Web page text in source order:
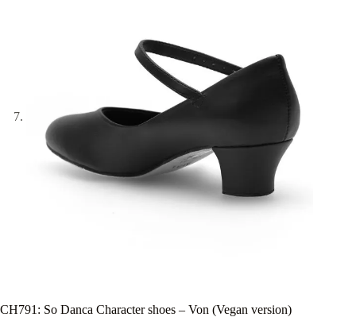
CH791: So Danca Character shoes – Von (Vegan version)